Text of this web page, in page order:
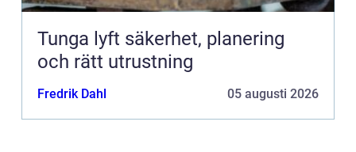
Tunga lyft säkerhet, planering
och rätt utrustning
Fredrik Dahl 05 augusti 2026